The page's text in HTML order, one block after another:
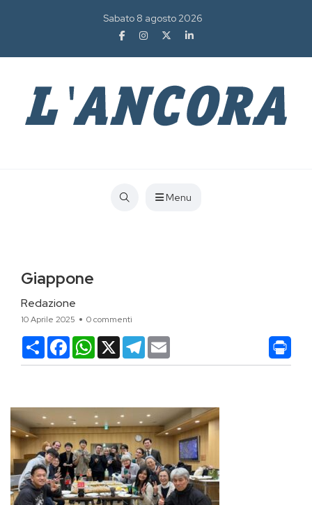
Sabato 8 agosto 2026
Menu
Giappone
Redazione
10 Aprile 2025 0 commenti
CondividiFacebookWhatsApp
X Telegram